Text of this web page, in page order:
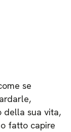
se
della sua vita,
fatto capire